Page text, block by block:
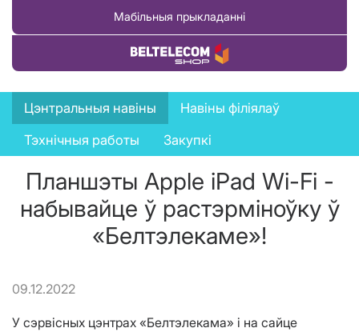
Мабільныя прыкладанні
Купіць тавар
News
menu
Цэнтральныя навіны
Навіны філіялаў
Тэхнічныя работы
Закупкі
Планшэты Apple iPad Wi-Fi -
набывайце ў растэрміноўку ў
«Белтэлекаме»!
09.12.2022
У сэрвісных цэнтрах «Белтэлекама» і на сайце